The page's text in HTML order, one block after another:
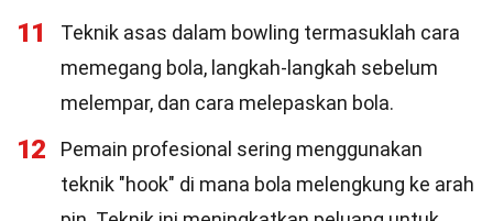
11
Teknik asas dalam bowling termasuklah cara
memegang bola, langkah-langkah sebelum
melempar, dan cara melepaskan bola.
12
Pemain profesional sering menggunakan
teknik "hook" di mana bola melengkung ke arah